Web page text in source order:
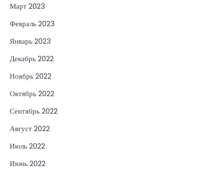
Март 2023
Февраль 2023
Январь 2023
Декабрь 2022
Ноябрь 2022
Октябрь 2022
Сентябрь 2022
Август 2022
Июль 2022
Июнь 2022